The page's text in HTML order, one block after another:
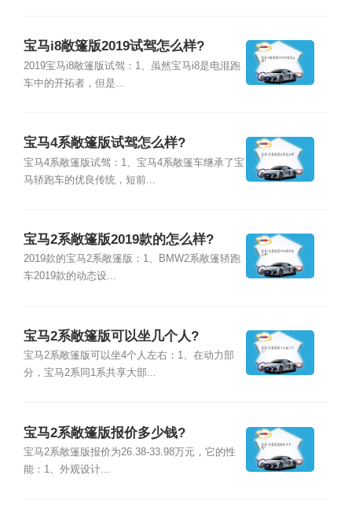
宝马i8敞篷版2019试驾怎么样?
2019宝马i8敞篷版试驾：1、虽然宝马i8是电混跑
车中的开拓者，但是...
宝马4系敞篷版试驾怎么样?
宝马4系敞篷版试驾：1、宝马4系敞篷车继承了宝
马轿跑车的优良传统，短前...
宝马2系敞篷版2019款的怎么样?
2019款的宝马2系敞篷版：1、BMW2系敞篷轿跑
车2019款的动态设...
宝马2系敞篷版可以坐几个人?
宝马2系敞篷版可以坐4个人左右：1、在动力部
分，宝马2系同1系共享大部...
宝马2系敞篷版报价多少钱?
宝马2系敞篷版报价为26.38-33.98万元，它的性
能：1、外观设计...